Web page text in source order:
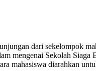
dari sekelompok
mengenai Sekolah
mahasiswa diarahkan